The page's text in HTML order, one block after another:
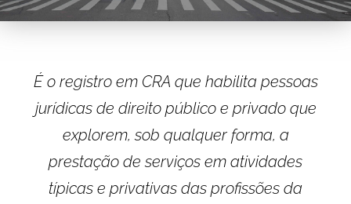
É o registro em CRA que habilita pessoas
jurídicas de direito público e privado que
explorem, sob qualquer forma, a
prestação de serviços em atividades
típicas e privativas das profissões da